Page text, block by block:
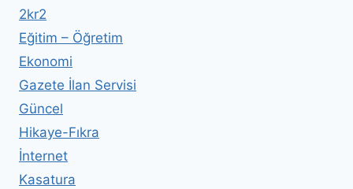
2kr2
Eğitim – Öğretim
Ekonomi
Gazete İlan Servisi
Güncel
Hikaye-Fıkra
İnternet
Kasatura